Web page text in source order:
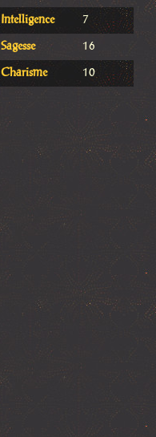
Intelligence 7
Sagesse 16
Charisme 10